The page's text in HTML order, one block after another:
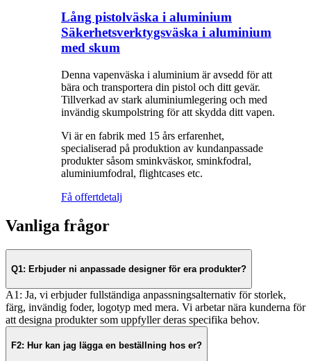
Lång pistolväska i aluminium
Säkerhetsverktygsväska i aluminium
med skum
Denna vapenväska i aluminium är avsedd för att
bära och transportera din pistol och ditt gevär.
Tillverkad av stark aluminiumlegering och med
invändig skumpolstring för att skydda ditt vapen.
Vi är en fabrik med 15 års erfarenhet,
specialiserad på produktion av kundanpassade
produkter såsom sminkväskor, sminkfodral,
aluminiumfodral, flightcases etc.
Få offertdetalj
Vanliga frågor
Q1: Erbjuder ni anpassade designer för era produkter?
A1: Ja, vi erbjuder fullständiga anpassningsalternativ för storlek,
färg, invändig foder, logotyp med mera. Vi arbetar nära kunderna för
att designa produkter som uppfyller deras specifika behov.
F2: Hur kan jag lägga en beställning hos er?